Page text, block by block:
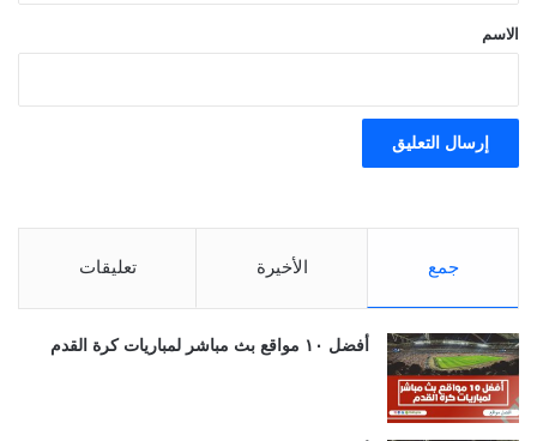
*
الاسم
جمع الأخيرة تعليقات
أفضل ١٠ مواقع بث مباشر لمباريات كرة القدم